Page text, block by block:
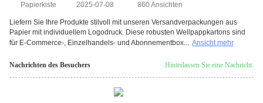
Papierkiste
2025-07-08 860 Ansichten
Liefern Sie Ihre Produkte stilvoll mit unseren Versandverpackungen aus
Papier mit individuellem Logodruck. Diese robusten Wellpappkartons sind
für E-Commerce-, Einzelhandels- und Abonnementbox... Ansicht mehr
Nachrichten des Besuchers Hinterlassen Sie eine Nachricht.